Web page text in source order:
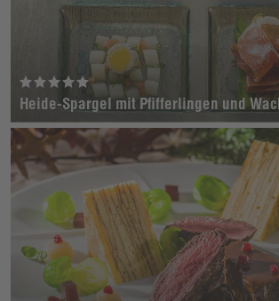
Heide-Spargel mit Pfifferlingen und